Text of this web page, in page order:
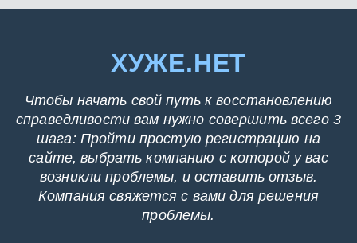
ХУЖЕ.НЕТ
Чтобы начать свой путь к восстановлению
справедливости вам нужно совершить всего 3
шага: Пройти простую регистрацию на
сайте, выбрать компанию с которой у вас
возникли проблемы, и оставить отзыв.
Компания свяжется с вами для решения
проблемы.